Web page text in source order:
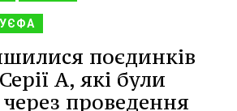
УЄФА
поєдинків
А, які були
через проведення